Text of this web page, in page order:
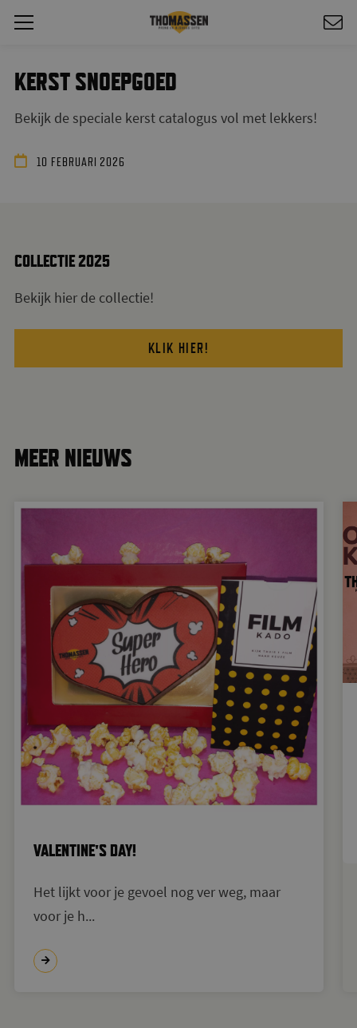
KERST SNOEPGOED
Bekijk de speciale kerst catalogus vol met lekkers!
10 FEBRUARI 2026
COLLECTIE 2025
Bekijk hier de collectie!
KLIK HIER!
MEER NIEUWS
VALENTINE'S DAY!
Het lijkt voor je gevoel nog ver weg, maar
voor je h...